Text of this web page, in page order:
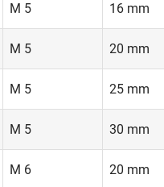
M 5 16 mm
M 5 20 mm
M 5 25 mm
M 5 30 mm
M 6 20 mm